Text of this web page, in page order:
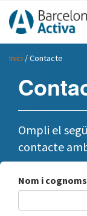
Inici / Contacte
Ompli el
contacte
Nom i cognoms